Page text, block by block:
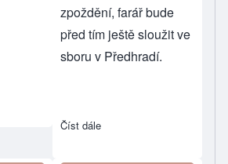
zpoždění, farář bude
před tím ještě sloužit ve
sboru v Předhradí.
Číst dále